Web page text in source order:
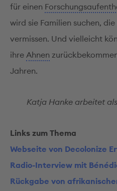
für einen
wird sie Familien suchen,
vermissen. Und vielleicht
ihre Ahnen
Jahren.
Katja Hanke arbeitet
Links zum Thema
Webseite von Decolonize
Radio-Interview mit
Rückgabe von